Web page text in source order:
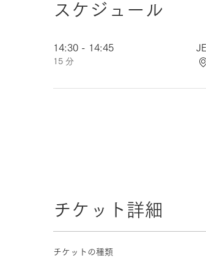
スケジュール
14:30 - 14:45
15 分
チケット詳細
チケットの種類